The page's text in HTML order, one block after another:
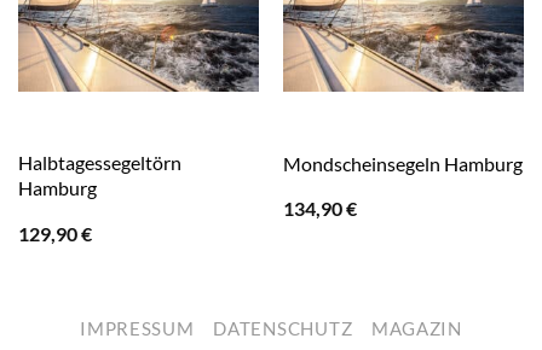
Halbtagessegeltörn
Hamburg
129,90€
Mondscheinsegeln Hamburg
134,90€
IMPRESSUM DATENSCHUTZ MAGAZIN